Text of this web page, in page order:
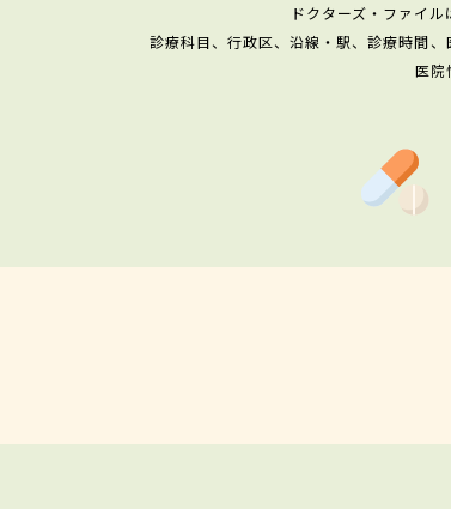
ドクターズ・ファイ
診療科目、行政区、沿線・駅、診療時間
医院